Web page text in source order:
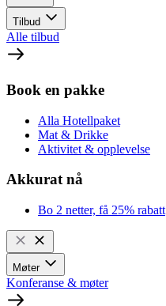
Tilbud
Alle tilbud
Book en pakke
Alla Hotellpaket
Mat & Drikke
Aktivitet & opplevelse
Akkurat nå
Bo 2 netter, få 25% rabatt
Møter
Konferanse & møter